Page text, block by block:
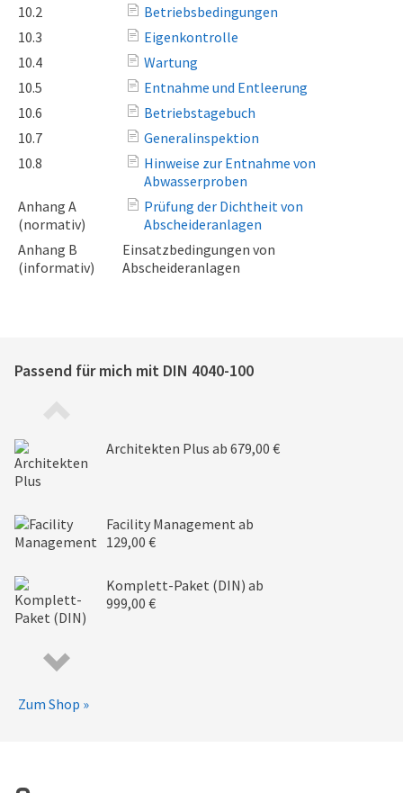
10.2
Betriebsbedingungen
10.3
Eigenkontrolle
10.4
Wartung
10.5
Entnahme und Entleerung
10.6
Betriebstagebuch
10.7
Generalinspektion
10.8
Hinweise zur Entnahme von
Abwasserproben
Anhang A
(normativ)
Prüfung der Dichtheit von
Abscheideranlagen
Anhang B
(informativ)
Einsatzbedingungen von
Abscheideranlagen
Passend für mich mit DIN 4040-100
Architekten Plus ab 679,00 €
Facility Management ab
129,00 €
Komplett-Paket (DIN) ab
999,00 €
Zum Shop »